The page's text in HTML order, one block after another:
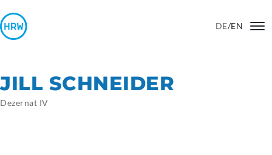
DE/EN
JILL SCHNEIDER
Dezernat IV